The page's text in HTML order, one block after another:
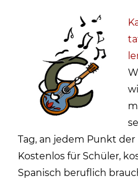
Tag, an jedem Punkt
Kostenlos für Schüler,
Spanisch beruflich